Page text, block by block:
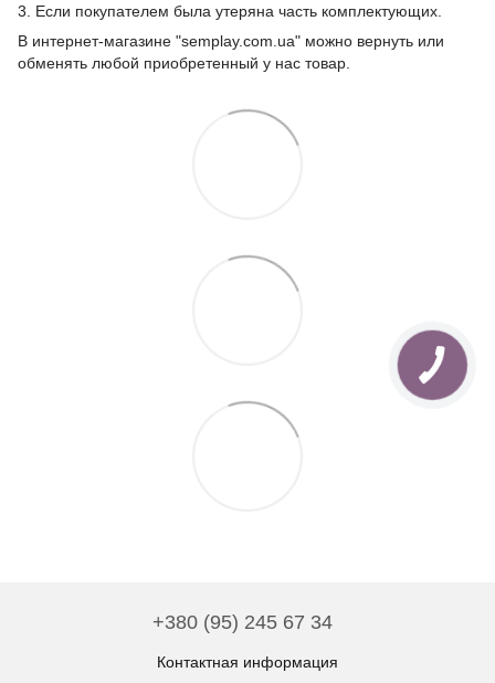
3. Если покупателем была утеряна часть комплектующих.
В интернет-магазине "semplay.com.ua" можно вернуть или
обменять любой приобретенный у нас товар.
+380 (95) 245 67 34
Контактная информация